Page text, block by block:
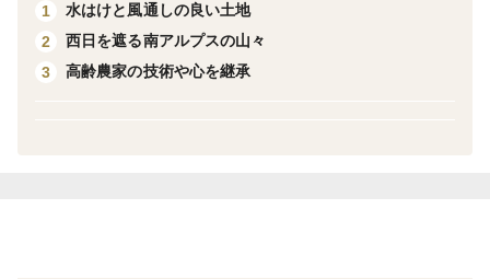
▼品種・味の特徴・食べ方
驚くほど大きくて硬い果肉が特徴で「おどろき」と名付
けられました。「白鳳」の枝変わりとして発見され、日
1
水はけと風通しの良い土地
2
西日を遮る南アルプスの山々
3
高齢農家の技術や心を継承